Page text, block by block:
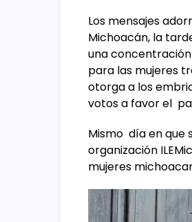
Los mensajes
Michoacán, la
una
para las mujeres
otorga a los
votos a favor el
Mismo día en que
organización
mujeres